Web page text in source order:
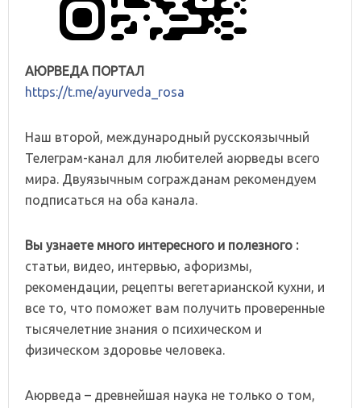
АЮРВЕДА ПОРТАЛ
https://t.me/ayurveda_rosa
Наш второй, международный русскоязычный
Телеграм-канал для любителей аюрведы всего
мира. Двуязычным согражданам рекомендуем
подписаться на оба канала.
Вы узнаете много интересного и полезного :
статьи, видео, интервью, афоризмы,
рекомендации, рецепты вегетарианской кухни, и
все то, что поможет вам получить проверенные
тысячелетние знания о психическом и
физическом здоровье человека.
Аюрведа – древнейшая наука не только о том,